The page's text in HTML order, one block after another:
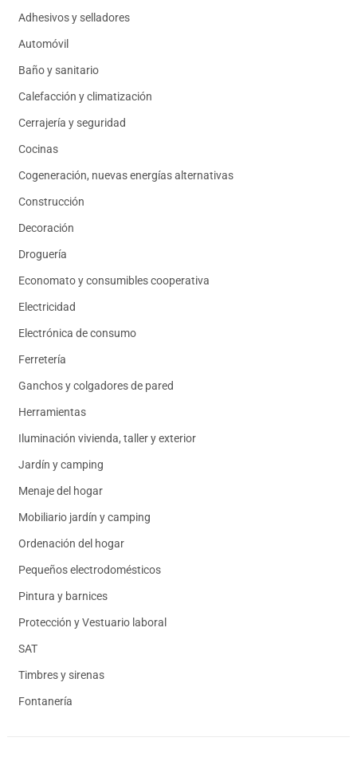
Adhesivos y selladores
Automóvil
Baño y sanitario
Calefacción y climatización
Cerrajería y seguridad
Cocinas
Cogeneración, nuevas energías alternativas
Construcción
Decoración
Droguería
Economato y consumibles cooperativa
Electricidad
Electrónica de consumo
Ferretería
Ganchos y colgadores de pared
Herramientas
Iluminación vivienda, taller y exterior
Jardín y camping
Menaje del hogar
Mobiliario jardín y camping
Ordenación del hogar
Pequeños electrodomésticos
Pintura y barnices
Protección y Vestuario laboral
SAT
Timbres y sirenas
Fontanería